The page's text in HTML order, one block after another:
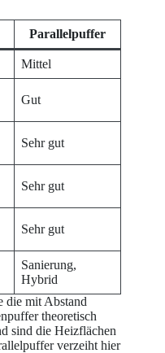
Parallelpuffer
Mittel
Gut
Sehr gut
Sehr gut
Sehr gut
Sanierung,
Hybrid
die mit Abstand
theoretisch
sind die Heizflächen
verzeiht hier